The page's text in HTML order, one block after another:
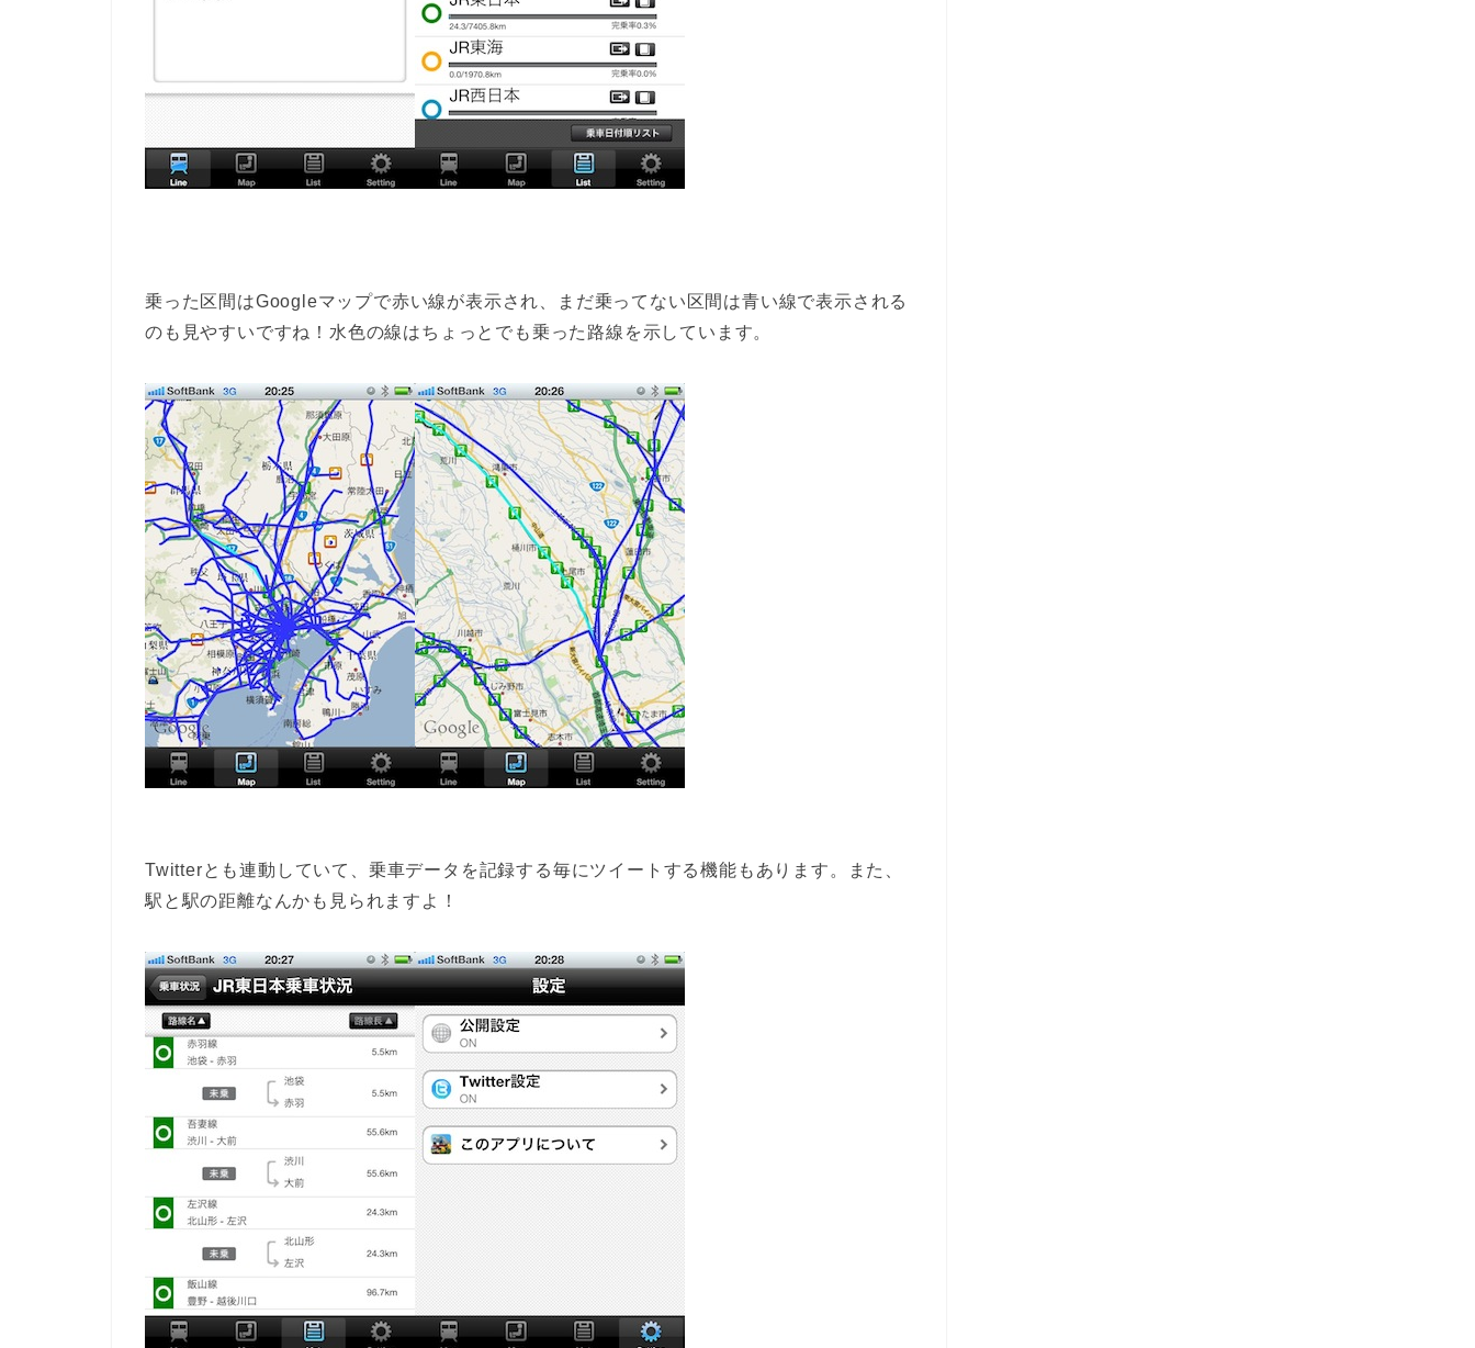
乗った区間はGoogleマップで赤い線が表示され、まだ乗ってない区間は青い線で表示される
のも見やすいですね！水色の線はちょっとでも乗った路線を示しています。
Twitterとも連動していて、乗車データを記録する毎にツイートする機能もあります。また、
駅と駅の距離なんかも見られますよ！